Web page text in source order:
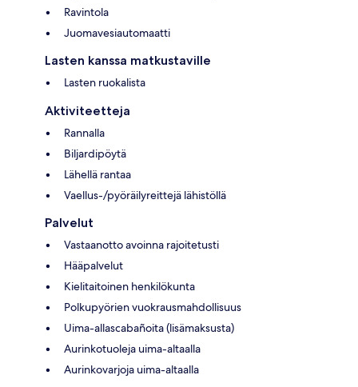
Ravintola
Juomavesiautomaatti
Lasten kanssa matkustaville
Lasten ruokalista
Aktiviteetteja
Rannalla
Biljardipöytä
Lähellä rantaa
Vaellus-/pyöräilyreittejä lähistöllä
Palvelut
Vastaanotto avoinna rajoitetusti
Hääpalvelut
Kielitaitoinen henkilökunta
Polkupyörien vuokrausmahdollisuus
Uima-allascabañoita (lisämaksusta)
Aurinkotuoleja uima-altaalla
Aurinkovarjoja uima-altaalla